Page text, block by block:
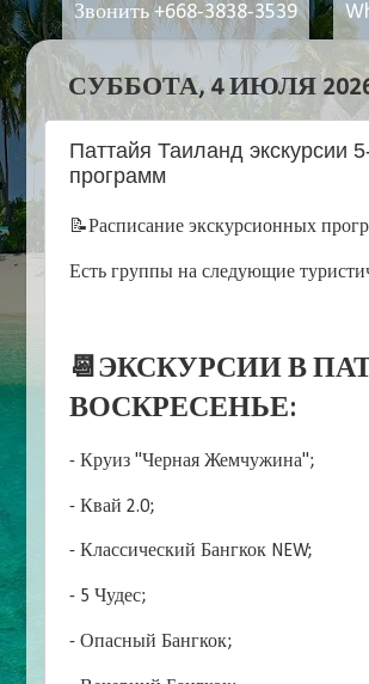
Звонить +668-3838-3539
СУББОТА, 4 ИЮЛЯ
Паттайя Таиланд экскурсии
программ
📝Расписание экскурсионных
Есть группы на следующие
📆ЭКСКУРСИИ В
ВОСКРЕСЕНЬЕ:
- Круиз "Черная Жемчужина";
- Квай 2.0;
- Классический Бангкок NEW;
- 5 Чудес;
- Опасный Бангкок;